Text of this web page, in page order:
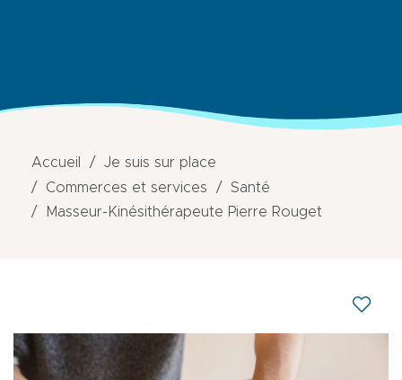
Accueil
Je suis sur place
Commerces et services
Santé
Masseur-Kinésithérapeute Pierre Rouget